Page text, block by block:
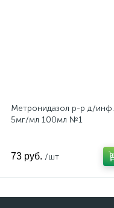
Метронидазол р-р д/инф.
5мг/мл 100мл №1
73 руб. /шт